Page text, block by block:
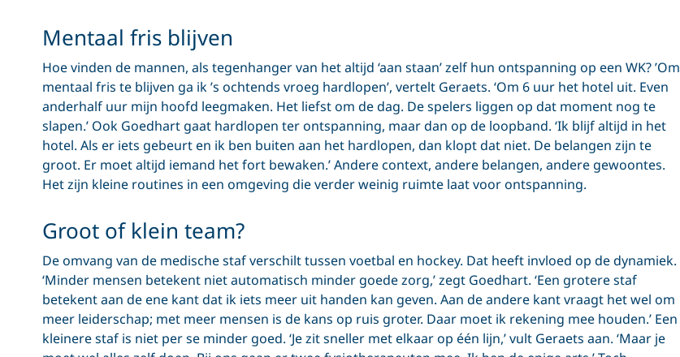
Mentaal fris blijven
Hoe vinden de mannen, als tegenhanger van het altijd ‘aan staan’ zelf hun ontspanning op een WK? ’Om
mentaal fris te blijven ga ik ’s ochtends vroeg hardlopen’, vertelt Geraets. ‘Om 6 uur het hotel uit. Even
anderhalf uur mijn hoofd leegmaken. Het liefst om de dag. De spelers liggen op dat moment nog te
slapen.’ Ook Goedhart gaat hardlopen ter ontspanning, maar dan op de loopband. ‘Ik blijf altijd in het
hotel. Als er iets gebeurt en ik ben buiten aan het hardlopen, dan klopt dat niet. De belangen zijn te
groot. Er moet altijd iemand het fort bewaken.’ Andere context, andere belangen, andere gewoontes.
Het zijn kleine routines in een omgeving die verder weinig ruimte laat voor ontspanning.
Groot of klein team?
De omvang van de medische staf verschilt tussen voetbal en hockey. Dat heeft invloed op de dynamiek.
‘Minder mensen betekent niet automatisch minder goede zorg,’ zegt Goedhart. ‘Een grotere staf
betekent aan de ene kant dat ik iets meer uit handen kan geven. Aan de andere kant vraagt het wel om
meer leiderschap; met meer mensen is de kans op ruis groter. Daar moet ik rekening mee houden.’ Een
kleinere staf is niet per se minder goed. ‘Je zit sneller met elkaar op één lijn,’ vult Geraets aan. ‘Maar je